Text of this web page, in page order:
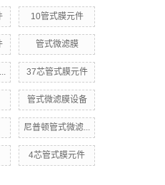
10管式膜元件
管式微滤膜
37芯管式膜元件
管式微滤膜设备
尼普顿管式微滤...
4芯管式膜元件